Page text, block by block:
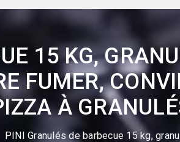
15 KG,
FUMER,
À
PINI Granulés de barbecue 15 kg,